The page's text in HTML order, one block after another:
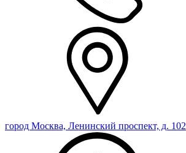
город Москва, Ленинский проспект, д. 102